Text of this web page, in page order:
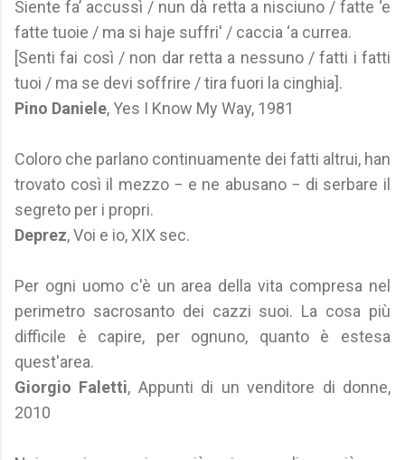
Siente fa’ accussì / nun dà retta a nisciuno / fatte ‘e
fatte tuoie / ma si haje suffri' / caccia ‘a currea.
[Senti fai così / non dar retta a nessuno / fatti i fatti
tuoi / ma se devi soffrire / tira fuori la cinghia].
Pino Daniele, Yes I Know My Way, 1981
Coloro che parlano continuamente dei fatti altrui, han
trovato così il mezzo − e ne abusano − di serbare il
segreto per i propri.
Deprez, Voi e io, XIX sec.
Per ogni uomo c'è un area della vita compresa nel
perimetro sacrosanto dei cazzi suoi. La cosa più
difficile è capire, per ognuno, quanto è estesa
quest'area.
Giorgio Faletti, Appunti di un venditore di donne,
2010